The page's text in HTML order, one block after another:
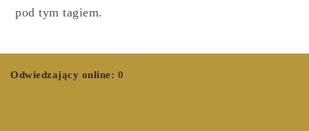
pod tym tagiem.
Odwiedzający online: 0